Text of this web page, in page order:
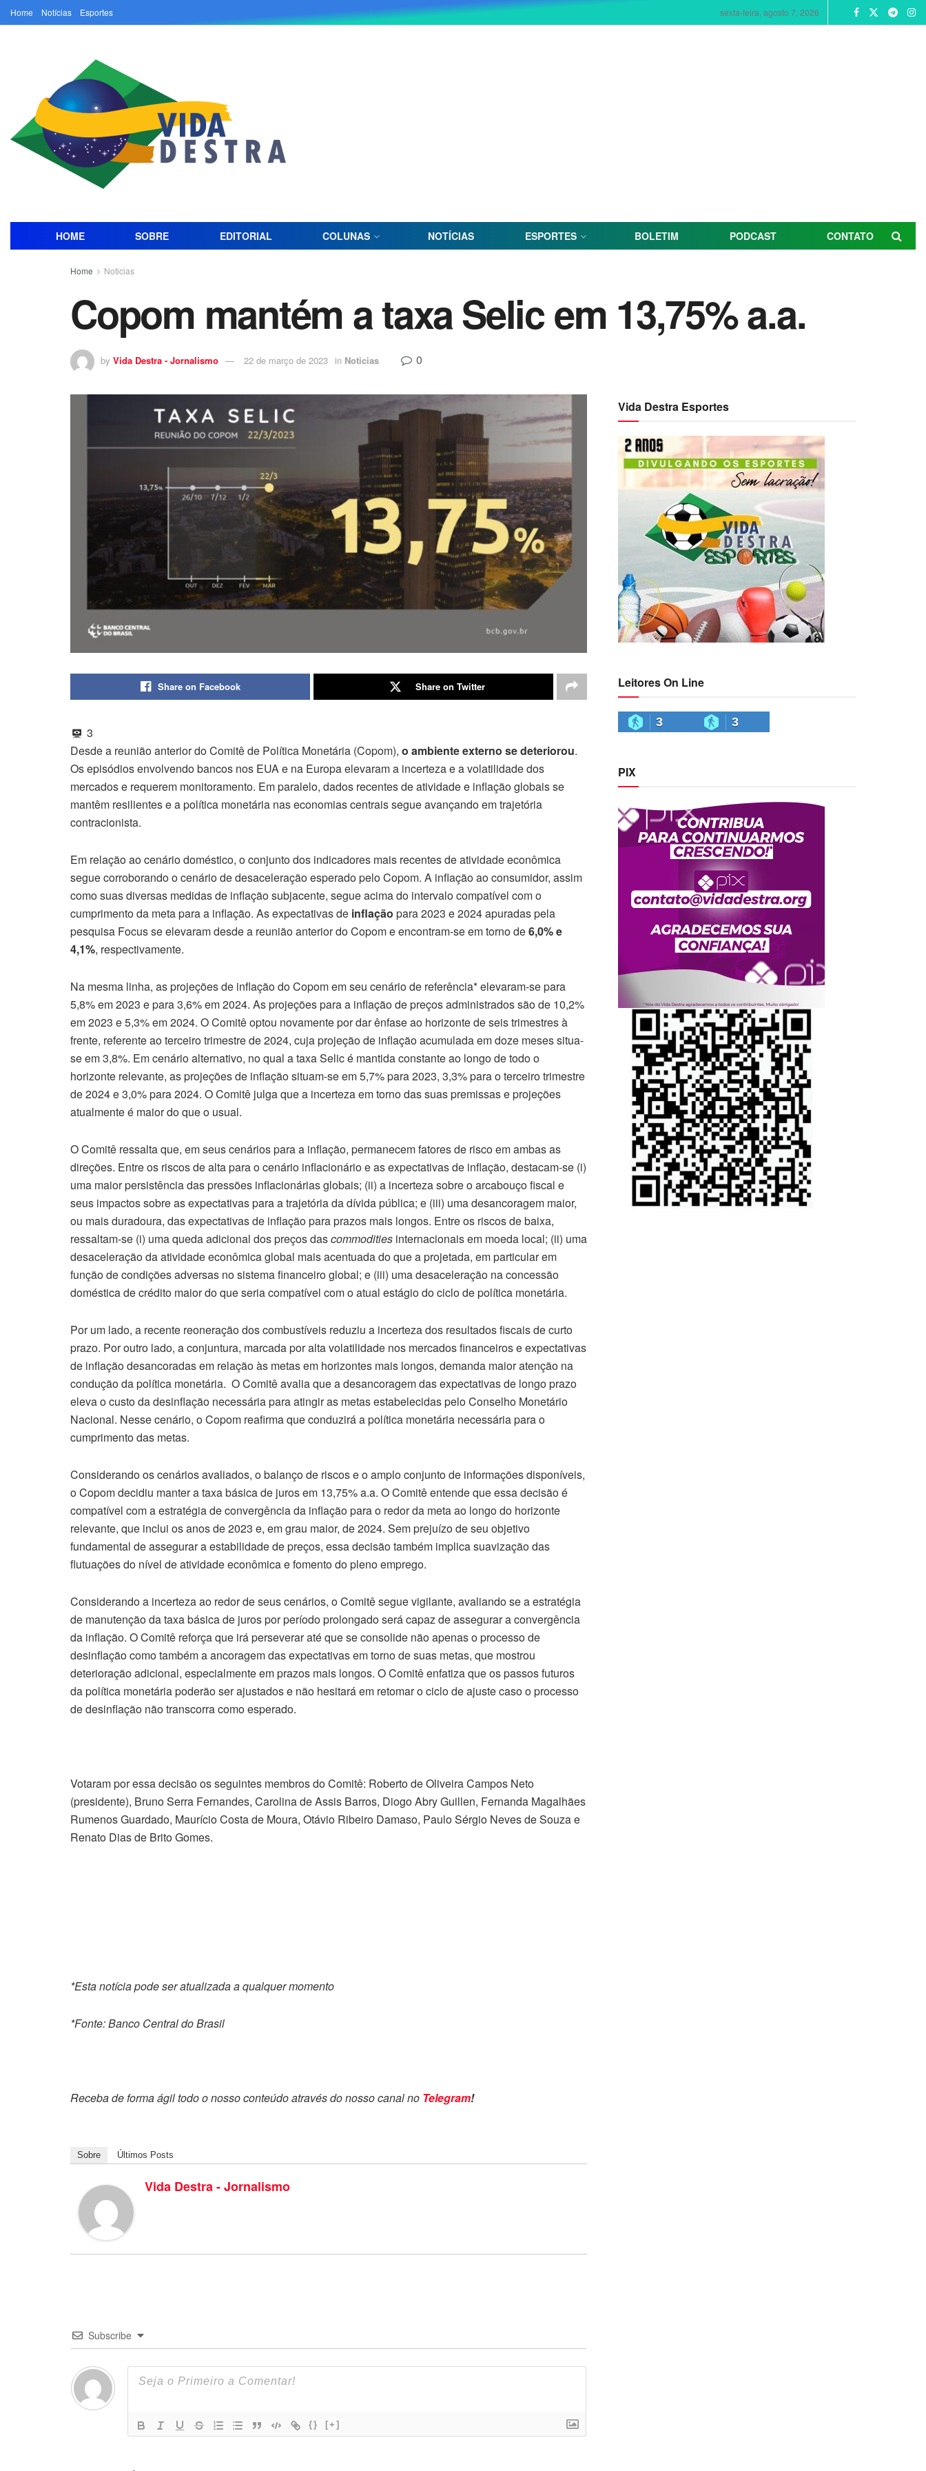
Home Notícias Esportes sexta-feira, agosto 7, 2026
HOME SOBRE EDITORIAL COLUNAS NOTÍCIAS ESPORTES BOLETIM PODCAST CONTATO
Home Noticias
Copom mantém a taxa Selic em 13,75% a.a.
by Vida Destra - Jornalismo 22 de março de 2023 in Noticias 0
Share on Facebook Share on Twitter
3
Desde a reunião anterior do Comitê de Política Monetária (Copom), o ambiente externo se deteriorou.
Os episódios envolvendo bancos nos EUA e na Europa elevaram a incerteza e a volatilidade dos
mercados e requerem monitoramento. Em paralelo, dados recentes de atividade e inflação globais se
mantêm resilientes e a política monetária nas economias centrais segue avançando em trajetória
contracionista.
Em relação ao cenário doméstico, o conjunto dos indicadores mais recentes de atividade econômica
segue corroborando o cenário de desaceleração esperado pelo Copom. A inflação ao consumidor, assim
como suas diversas medidas de inflação subjacente, segue acima do intervalo compatível com o
cumprimento da meta para a inflação. As expectativas de inflação para 2023 e 2024 apuradas pela
pesquisa Focus se elevaram desde a reunião anterior do Copom e encontram-se em torno de6,0% e
4,1%, respectivamente.
Na mesma linha, as projeções de inflação do Copom em seu cenário de referência* elevaram-se para
5,8% em 2023 e para 3,6% em 2024. As projeções para a inflação de preços administrados são de 10,2%
em 2023 e 5,3% em 2024. O Comitê optou novamente por dar ênfase ao horizonte de seis trimestres à
frente, referente ao terceiro trimestre de 2024, cuja projeção de inflação acumulada em doze meses situa-
se em 3,8%. Em cenário alternativo, no qual a taxa Selic é mantida constante ao longo de todo o
horizonte relevante, as projeções de inflação situam-se em 5,7% para 2023, 3,3% para o terceiro trimestre
de 2024 e 3,0% para 2024. O Comitê julga que a incerteza em torno das suas premissas e projeções
atualmente é maior do que o usual.
O Comitê ressalta que, em seus cenários para a inflação, permanecem fatores de risco em ambas as
direções. Entre os riscos de alta para o cenário inflacionário e as expectativas de inflação, destacam-se (i)
uma maior persistência das pressões inflacionárias globais; (ii) a incerteza sobre o arcabouço fiscal e
seus impactos sobre as expectativas para a trajetória da dívida pública; e (iii) uma desancoragem maior,
ou mais duradoura, das expectativas de inflação para prazos mais longos. Entre os riscos de baixa,
ressaltam-se (i) uma queda adicional dos preços dascommodities internacionais em moeda local; (ii) uma
desaceleração da atividade econômica global mais acentuada do que a projetada, em particular em
função de condições adversas no sistema financeiro global; e (iii) uma desaceleração na concessão
doméstica de crédito maior do que seria compatível com o atual estágio do ciclo de política monetária.
Por um lado, a recente reoneração dos combustíveis reduziu a incerteza dos resultados fiscais de curto
prazo. Por outro lado, a conjuntura, marcada por alta volatilidade nos mercados financeiros e expectativas
de inflação desancoradas em relação às metas em horizontes mais longos, demanda maior atenção na
condução da política monetária. O Comitê avalia que a desancoragem das expectativas de longo prazo
eleva o custo da desinflação necessária para atingir as metas estabelecidas pelo Conselho Monetário
Nacional. Nesse cenário, o Copom reafirma que conduzirá a política monetária necessária para o
cumprimento das metas.
Considerando os cenários avaliados, o balanço de riscos e o amplo conjunto de informações disponíveis,
o Copom decidiu manter a taxa básica de juros em 13,75% a.a. O Comitê entende que essa decisão é
compatível com a estratégia de convergência da inflação para o redor da meta ao longo do horizonte
relevante, que inclui os anos de 2023 e, em grau maior, de 2024. Sem prejuízo de seu objetivo
fundamental de assegurar a estabilidade de preços, essa decisão também implica suavização das
flutuações do nível de atividade econômica e fomento do pleno emprego.
Considerando a incerteza ao redor de seus cenários, o Comitê segue vigilante, avaliando se a estratégia
de manutenção da taxa básica de juros por período prolongado será capaz de assegurar a convergência
da inflação. O Comitê reforça que irá perseverar até que se consolide não apenas o processo de
desinflação como também a ancoragem das expectativas em torno de suas metas, que mostrou
deterioração adicional, especialmente em prazos mais longos. O Comitê enfatiza que os passos futuros
da política monetária poderão ser ajustados e não hesitará em retomar o ciclo de ajuste caso o processo
de desinflação não transcorra como esperado.
Votaram por essa decisão os seguintes membros do Comitê: Roberto de Oliveira Campos Neto
(presidente), Bruno Serra Fernandes, Carolina de Assis Barros, Diogo Abry Guillen, Fernanda Magalhães
Rumenos Guardado, Maurício Costa de Moura, Otávio Ribeiro Damaso, Paulo Sérgio Neves de Souza e
Renato Dias de Brito Gomes.
*Esta notícia pode ser atualizada a qualquer momento
*Fonte: Banco Central do Brasil
Receba de forma ágil todo o nosso conteúdo através do nosso canal no Telegram!
Sobre Últimos Posts
Vida Destra - Jornalismo
Subscribe
{} [+]
Vida Destra Esportes
Leitores On Line
3 3
PIX